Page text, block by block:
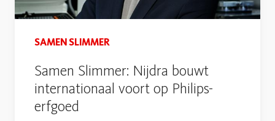
SAMEN SLIMMER
Samen Slimmer: Nijdra bouwt
internationaal voort op Philips-
erfgoed